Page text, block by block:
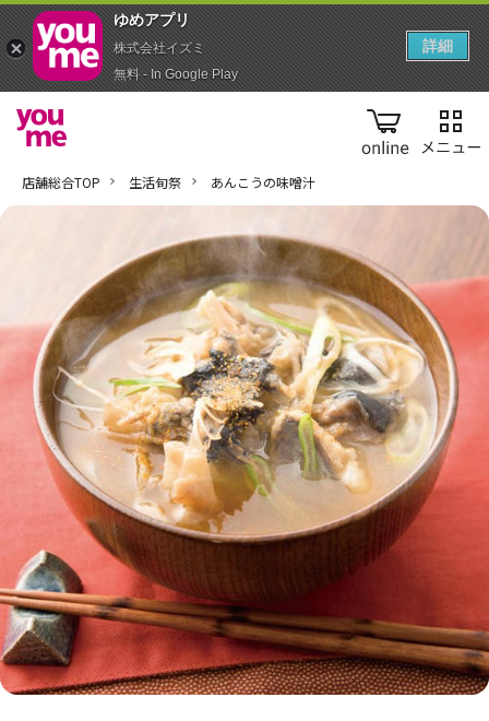
online
店舗総合TOP 生活旬祭 あんこうの味噌汁
ゆめアプ‪リ‬
株式会社イズミ
無料 - In Google Play
詳細